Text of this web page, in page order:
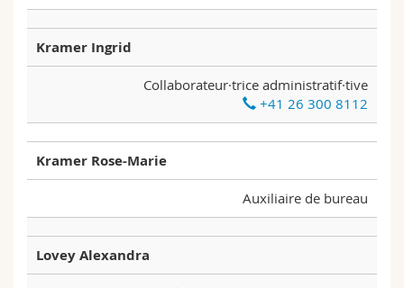
Kramer Ingrid
Collaborateur·trice administratif·tive
+41 26 300 8112
Kramer Rose-Marie
Auxiliaire de bureau
Lovey Alexandra